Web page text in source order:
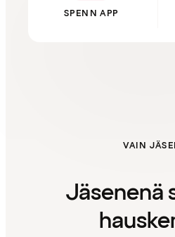
SPENN APP
VAIN
Jäsenenä